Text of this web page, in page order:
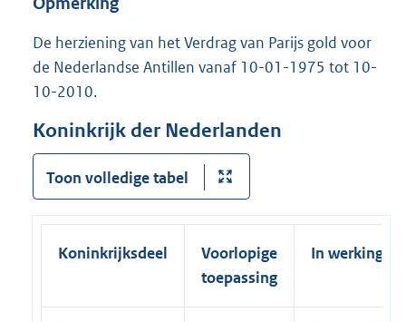
)n
k
De herziening van het Verdrag van Parijs gold voor
de Nederlandse Antillen vanaf 10-01-1975 tot 10-
10-2010.
Koninkrijk der Nederlanden
Toon volledige tabel
Koninkrijksdeel
Voorlopige
toepassing
In werking